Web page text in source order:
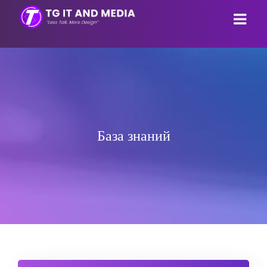
Просмотреть все
Аккаунт
База знаний